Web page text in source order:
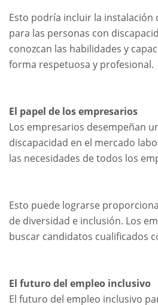
Esto podría incluir la instalación
para las personas con
conozcan las habilidades y
forma respetuosa y profesional.
El papel de los empresarios
Los empresarios desempeñan
discapacidad en el mercado
las necesidades de todos los
Esto puede lograrse
de diversidad e inclusión. Los
buscar candidatos cualificados
El futuro del empleo inclusivo
El futuro del empleo inclusivo